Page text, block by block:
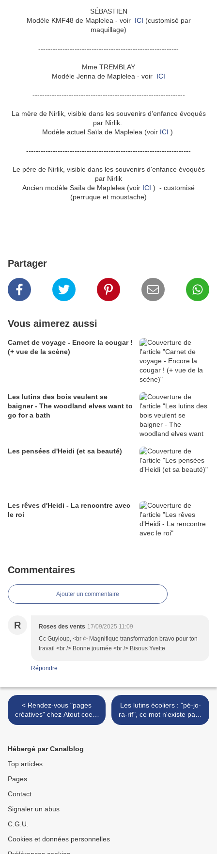
SÉBASTIEN
Modèle KMF48 de Maplelea - voir ICI (customisé par
maquillage)
----------------------------------------------------------
Mme TREMBLAY
Modèle Jenna de Maplelea - voir ICI
---------------------------------------------------------------
La mère de Nirlik, visible dans les souvenirs d'enfance évoqués
par Nirlik.
Modèle actuel Saïla de Maplelea (voir ICI )
--------------------------------------------------------------------
Le père de Nirlik, visible dans les souvenirs d'enfance évoqués
par Nirlik
Ancien modèle Saïla de Maplelea (voir ICI ) - customisé
(perruque et moustache)
Partager
Vous aimerez aussi
Carnet de voyage - Encore la cougar !
(+ vue de la scène)
Les lutins des bois veulent se
baigner - The woodland elves want to
go for a bath
Les pensées d'Heidi (et sa beauté)
Les rêves d'Heidi - La rencontre avec
le roi
Commentaires
Ajouter un commentaire
R Roses des vents 17/09/2025 11:09
Cc Guyloup, <br /> Magnifique transformation bravo pour ton
travail <br /> Bonne journée <br /> Bisous Yvette
Répondre
< Rendez-vous "pages
créatives" chez Atout coeur
créatif
Les lutins écoliers : "pé-jo-
ra-rif", ce mot n'existe pas !
>
Hébergé par Canalblog
Top articles
Pages
Contact
Signaler un abus
C.G.U.
Cookies et données personnelles